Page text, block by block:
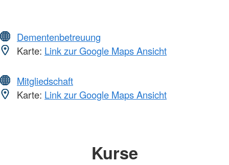
Dementenbetreuung
Karte: Link zur Google Maps Ansicht
Mitgliedschaft
Karte: Link zur Google Maps Ansicht
Kurse